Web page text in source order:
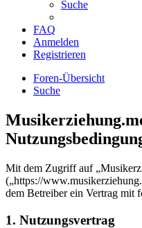
Suche
FAQ
Anmelden
Registrieren
Foren-Übersicht
Suche
Mit dem Zugriff auf
(„https://
dem Betreiber ein Vertrag mit
1. Nutzungsvertrag